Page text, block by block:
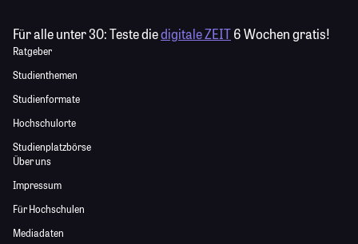
Für alle unter 30:Teste diedigitale ZEIT6 Wochen gratis!
Ratgeber
Studienthemen
Studienformate
Hochschulorte
Studienplatzbörse
Über uns
Impressum
Für Hochschulen
Mediadaten